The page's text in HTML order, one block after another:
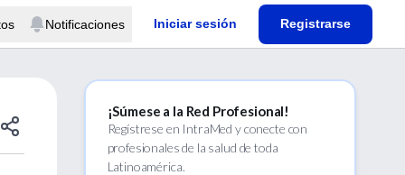
Notificaciones Iniciar sesión Registrarse
¡Súmese a la Red Profesional!
Regístrese en IntraMed y conecte con
profesionales de la salud de toda
Latinoamérica.